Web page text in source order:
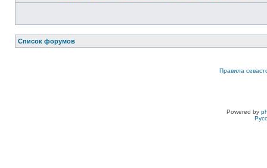
Список форумов
Правила
Powered by